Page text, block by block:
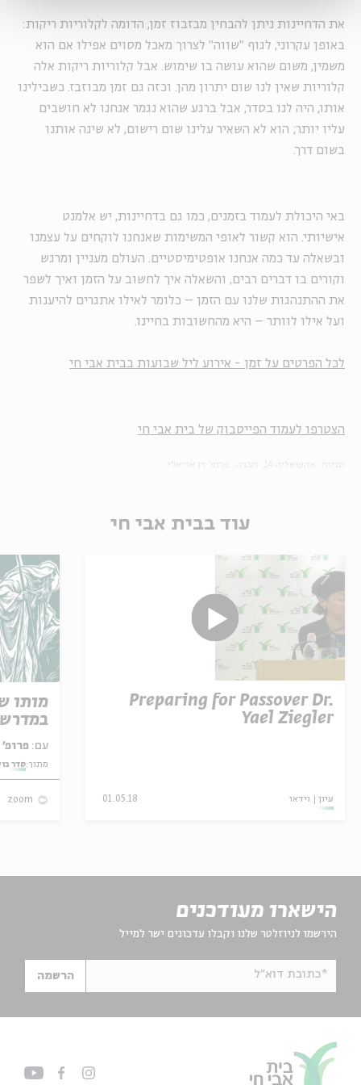
את הדחיינות ניתן להבחין מבזבוז זמן, הדומה לקלוריות ריקות:
באופן עקרוני, לגוף "שווה" לצרוך מאכל מסוים אפילו אם הוא
משמין, משום שהוא עושה בו שימוש. אבל קלוריות ריקות אלה
קלוריות שאין לנו שום יתרון מהן. וכזה גם זמן מבוזבז. כשבילינו
אותו, היה לנו בסדר, אבל ברגע שהוא נגמר אנחנו לא חושבים
עליו יותר; הוא לא השאיר עלינו שום רישום, לא שינה אותנו
בשום דרך.
באי היכולת לעמוד בזמנים, כמו גם בדחיינות, יש אלמנט
אישיותי. הוא קשור לאופי המשימות שאנחנו לוקחים על עצמנו
ובשאלה עד כמה אנחנו אופטימיסטיים. העולם מעניין ומרגש
וקורים בו דברים רבים, והשאלה איך לחשוב על הזמן ואיך לשפר
את ההתנהגות שלנו עם הזמן – כלומר לאילו אתגרים להיענות
ועל אילו לוותר – היא מהחשובות בחיינו.
לכל הפרטים על זמן - אירוע ליל שבועות בבית אבי חי
הצטרפו לעמוד הפייסבוק של בית אבי חי
עוד בבית אבי חי
Preparing for Passover Dr.
Yael Ziegler
עיון וידאו 01.05.18
מותו
עם: פרופ' אביגדור שנאן
מתוך:סדר
zoom
הישארו מעודכנים
הירשמו לניוזלטר שלנו וקבלו עדכונים ישר למייל
*כתובת דוא"ל הרשמה